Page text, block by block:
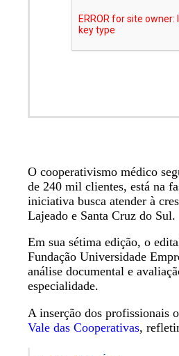
O cooperativismo médico
de 240 mil clientes, está na
iniciativa busca atender à
Lajeado e Santa Cruz do Sul.
Em sua sétima edição, o
Fundação Universidade
análise documental e
especialidade.
A inserção dos profissionais
Vale das Cooperativas,